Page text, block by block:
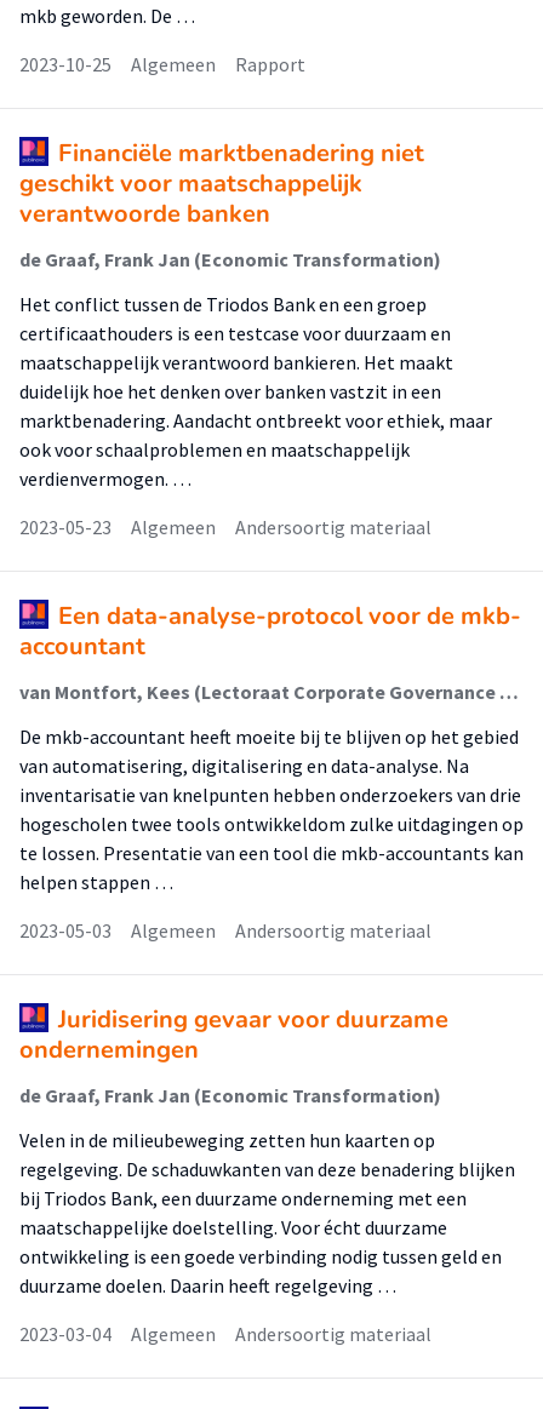
mkb geworden. De …
2023-10-25
Algemeen Rapport
Financiële marktbenadering niet
geschikt voor maatschappelijk
verantwoorde banken
de Graaf, Frank Jan (Economic Transformation)
Het conflict tussen de Triodos Bank en een groep
certificaathouders is een testcase voor duurzaam en
maatschappelijk verantwoord bankieren. Het maakt
duidelijk hoe het denken over banken vastzit in een
marktbenadering. Aandacht ontbreekt voor ethiek, maar
ook voor schaalproblemen en maatschappelijk
verdienvermogen. …
2023-05-23
Algemeen Andersoortig materiaal
Een data-analyse-protocol voor de mkb-
accountant
van Montfort, Kees (Lectoraat Corporate Governance & Leadership); Karssen, Matthijs; Lycklama, Maaike; de Graaf, Frank Jan (Economic Transformation)
De mkb-accountant heeft moeite bij te blijven op het gebied
van automatisering, digitalisering en data-analyse. Na
inventarisatie van knelpunten hebben onderzoekers van drie
hogescholen twee tools ontwikkeldom zulke uitdagingen op
te lossen. Presentatie van een tool die mkb-accountants kan
helpen stappen …
2023-05-03
Algemeen Andersoortig materiaal
Juridisering gevaar voor duurzame
ondernemingen
de Graaf, Frank Jan (Economic Transformation)
Velen in de milieubeweging zetten hun kaarten op
regelgeving. De schaduwkanten van deze benadering blijken
bij Triodos Bank, een duurzame onderneming met een
maatschappelijke doelstelling. Voor écht duurzame
ontwikkeling is een goede verbinding nodig tussen geld en
duurzame doelen. Daarin heeft regelgeving …
2023-03-04
Algemeen Andersoortig materiaal